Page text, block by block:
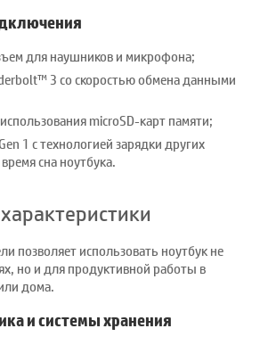
для наушников и микрофона;
3 со скоростью обмена данными
microSD-карт памяти;
1 с технологией зарядки других
сна ноутбука.
позволяет использовать ноутбук не
но и для продуктивной работы в
дома.
и системы хранения